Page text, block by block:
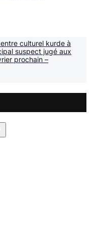
culturel kurde à
suspect jugé aux
prochain –